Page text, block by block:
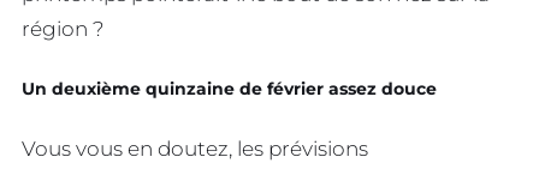
région ?
Un deuxième quinzaine de février assez douce
Vous vous en doutez, les prévisions